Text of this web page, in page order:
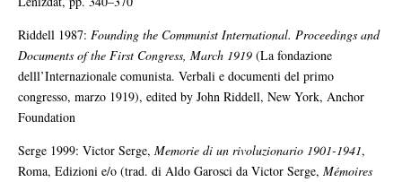
Riddell 1987: Founding the Communist International. Proceedings and
Documents of the First Congress, March 1919 (La fondazione
delll’Internazionale comunista. Verbali e documenti del primo
congresso, marzo 1919), edited by John Riddell, New York, Anchor
Foundation
Serge 1999: Victor Serge, Memorie di un rivoluzionario 1901-1941,
Roma, Edizioni e/o (trad. di Aldo Garosci da Victor Serge, Mémoires